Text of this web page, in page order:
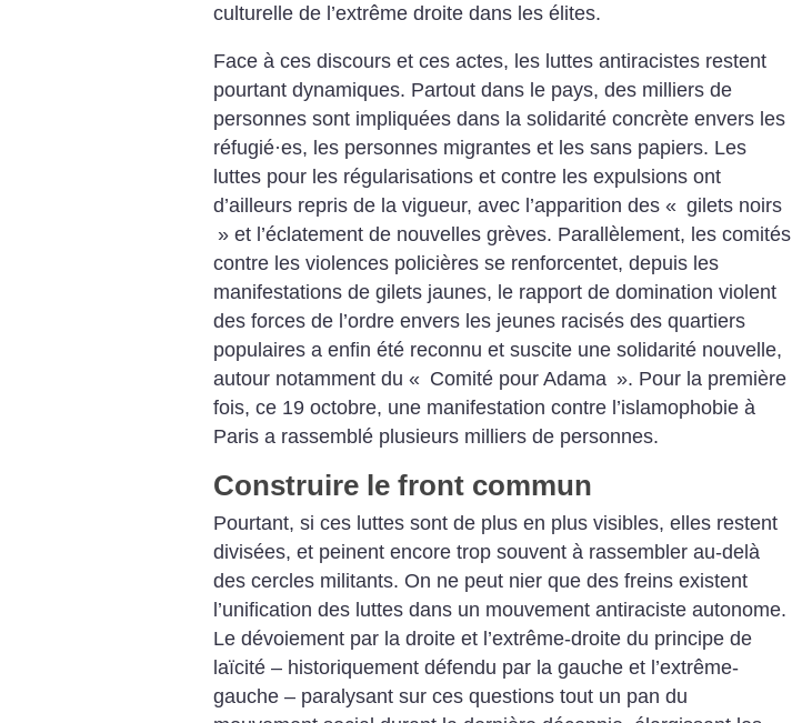
culturelle de l’extrême droite dans les élites.
Face à ces discours et ces actes, les luttes antiracistes restent
pourtant dynamiques. Partout dans le pays, des milliers de
personnes sont impliquées dans la solidarité concrète envers les
réfugié·es, les personnes migrantes et les sans papiers. Les
luttes pour les régularisations et contre les expulsions ont
d’ailleurs repris de la vigueur, avec l’apparition des « gilets noirs
» et l’éclatement de nouvelles grèves. Parallèlement, les comités
contre les violences policières se renforcentet, depuis les
manifestations de gilets jaunes, le rapport de domination violent
des forces de l’ordre envers les jeunes racisés des quartiers
populaires a enfin été reconnu et suscite une solidarité nouvelle,
autour notamment du « Comité pour Adama ». Pour la première
fois, ce 19 octo­bre, une manifestation contre l’islamophobie à
Paris a rassemblé plusieurs milliers de personnes.
Construire le front commun
Pourtant, si ces luttes sont de plus en plus visibles, elles restent
divisées, et peinent encore trop souvent à rassembler au-delà
des cercles militants. On ne peut nier que des freins existent
l’unification des luttes dans un mouvement antiraciste autonome.
Le dévoiement par la droite et l’extrême-droite du principe de
laïcité – historiquement défendu par la gauche et l’extrême-
gauche – paralysant sur ces questions tout un pan du